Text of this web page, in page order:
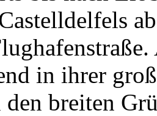
in ihrer
breiten